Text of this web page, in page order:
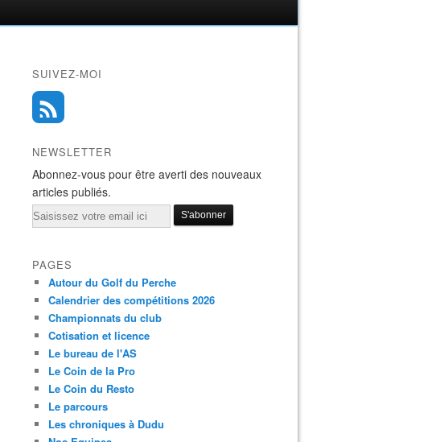
SUIVEZ-MOI
NEWSLETTER
Abonnez-vous pour être averti des nouveaux
articles publiés.
Email
PAGES
Autour du Golf du Perche
Calendrier des compétitions 2026
Championnats du club
Cotisation et licence
Le bureau de l'AS
Le Coin de la Pro
Le Coin du Resto
Le parcours
Les chroniques à Dudu